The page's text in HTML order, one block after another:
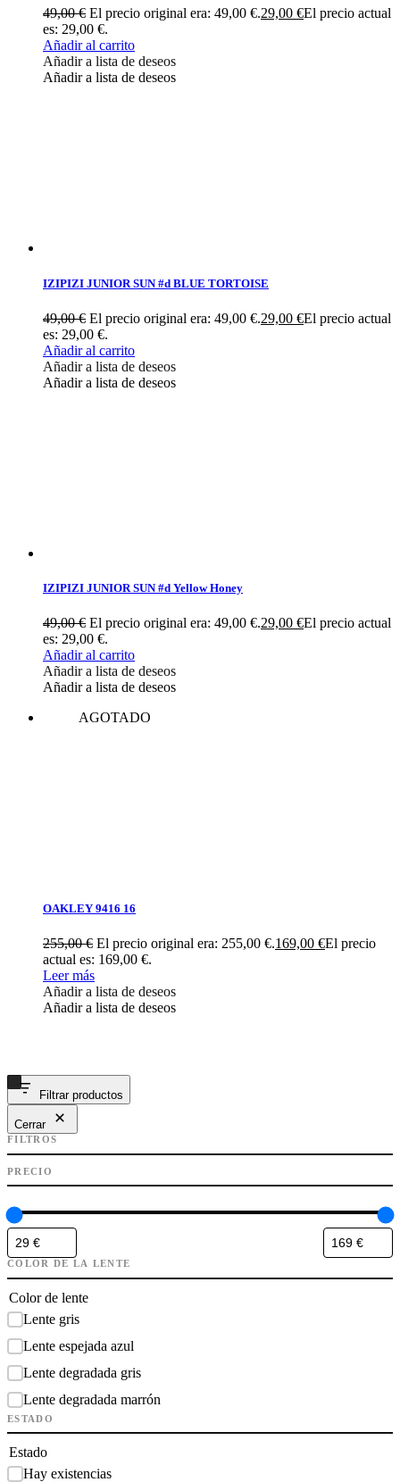
49,00€ El precio original era: 49,00 €.29,00 €El precio actual
es: 29,00 €.
Añadir al carrito
Añadir a lista de deseos
Añadir a lista de deseos
IZIPIZI JUNIOR SUN #d BLUE TORTOISE
49,00€ El precio original era: 49,00 €.29,00 €El precio actual
es: 29,00 €.
Añadir al carrito
Añadir a lista de deseos
Añadir a lista de deseos
IZIPIZI JUNIOR SUN #d Yellow Honey
49,00€ El precio original era: 49,00 €.29,00 €El precio actual
es: 29,00 €.
Añadir al carrito
Añadir a lista de deseos
Añadir a lista de deseos
AGOTADO
OAKLEY 9416 16
255,00€ El precio original era: 255,00 €.169,00 €El precio
actual es: 169,00 €.
Leer más
Añadir a lista de deseos
Añadir a lista de deseos
Filtrar productos
Cerrar
FILTROS
PRECIO
COLOR DE LA LENTE
Color de lente
Lente gris
Lente espejada azul
Lente degradada gris
Lente degradada marrón
ESTADO
Estado
Hay existencias